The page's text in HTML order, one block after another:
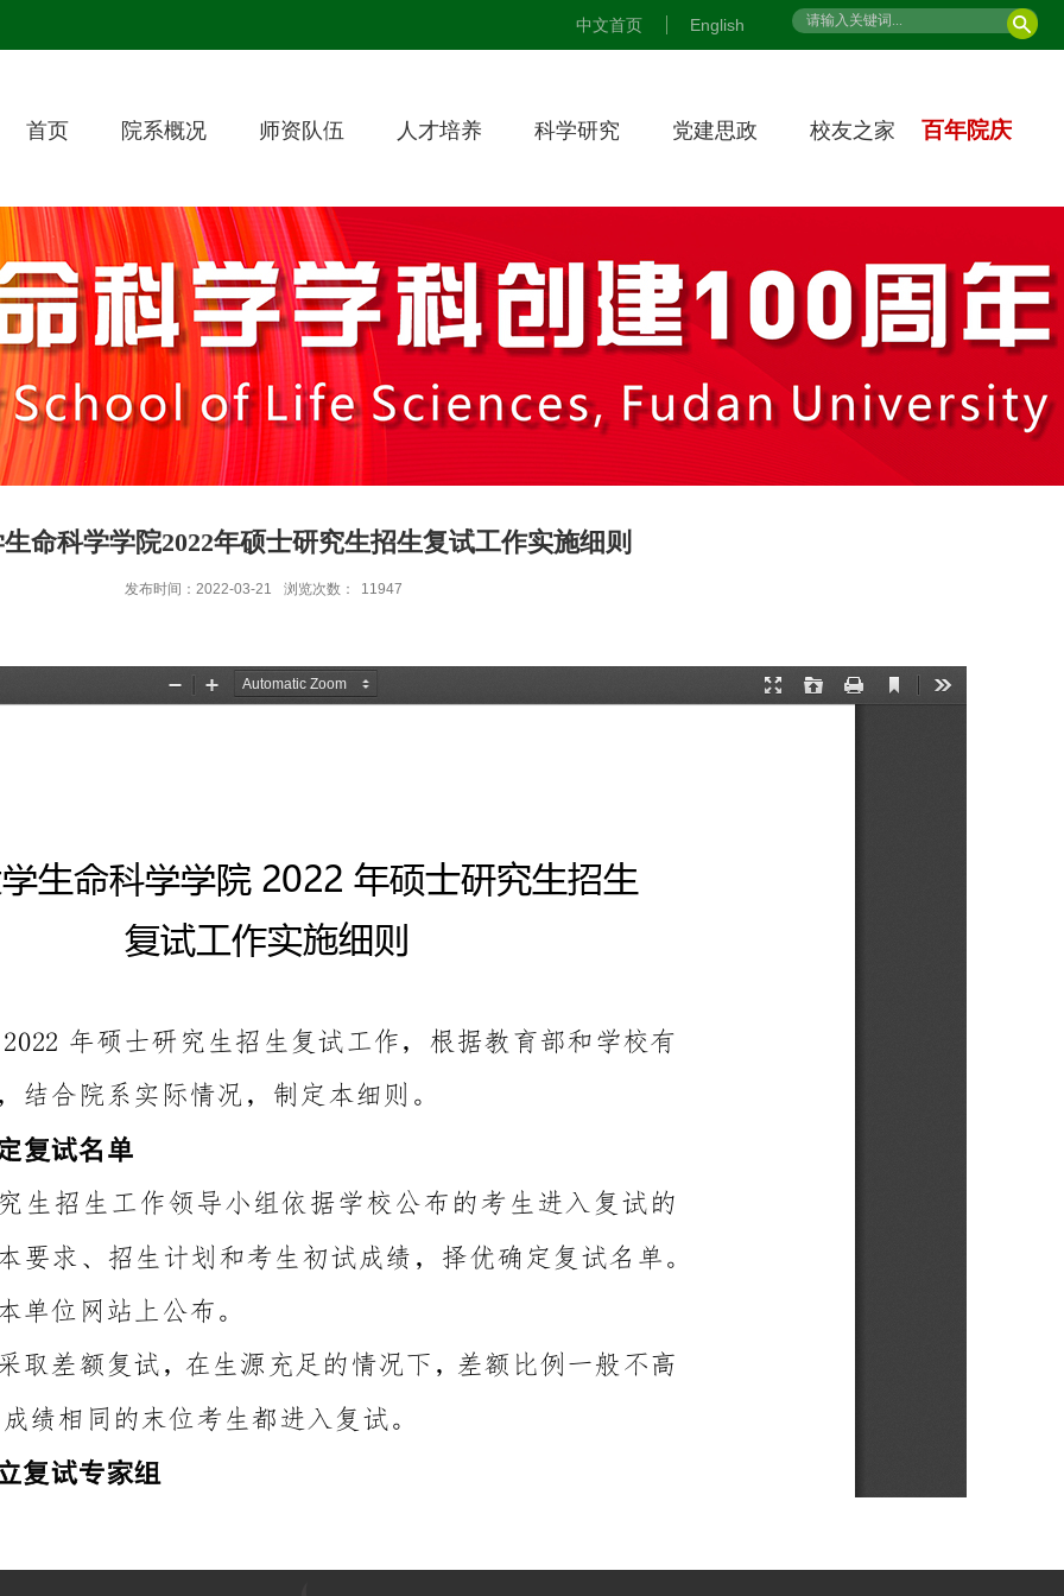
中文首页 English
首页 院系概况 师资队伍 人才培养 科学研究 党建思政 校友之家 百年院庆
命科学学院2022年硕士研究生招生复试工作实施细则
发布时间：2022-03-21 浏览次数： 11947